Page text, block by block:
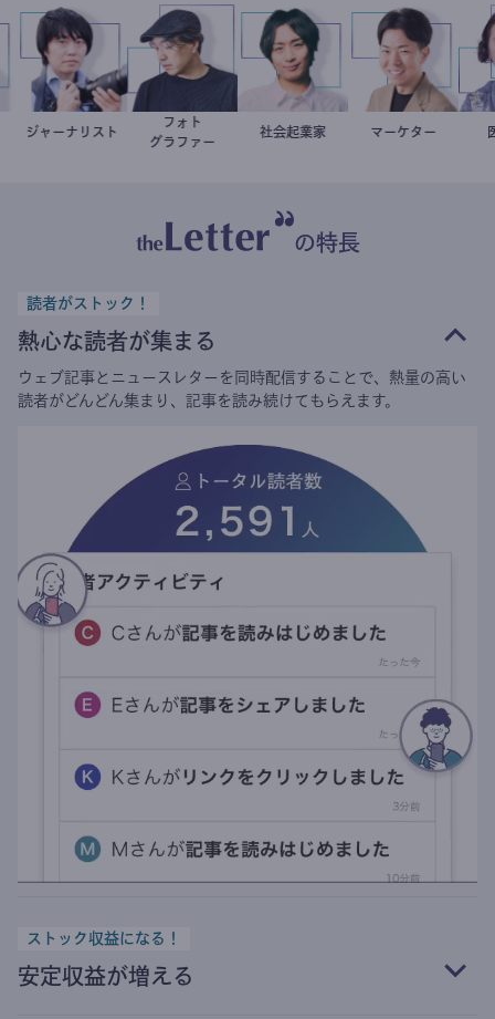
志葉玲
ジャーナリスト 別所隆弘
フォト
グラファー
駒崎弘樹
社会起業家 室谷良平
マーケター
の特長
読者がストック！
熱心な読者が集まる
ウェブ記事とニュースレターを同時配信することで、熱量の高い
読者がどんどん集まり、記事を読み続けてもらえます。
ストック収益になる！
安定収益が増える